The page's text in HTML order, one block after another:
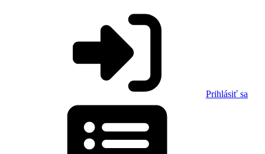
Prihlásiť sa